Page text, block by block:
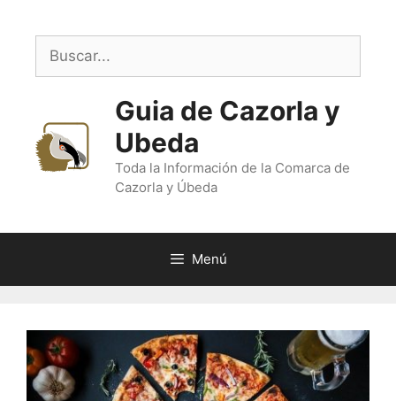
contenido
Buscar:
Guia de Cazorla y
Ubeda
Toda la Información de la Comarca de
Cazorla y Úbeda
Menú